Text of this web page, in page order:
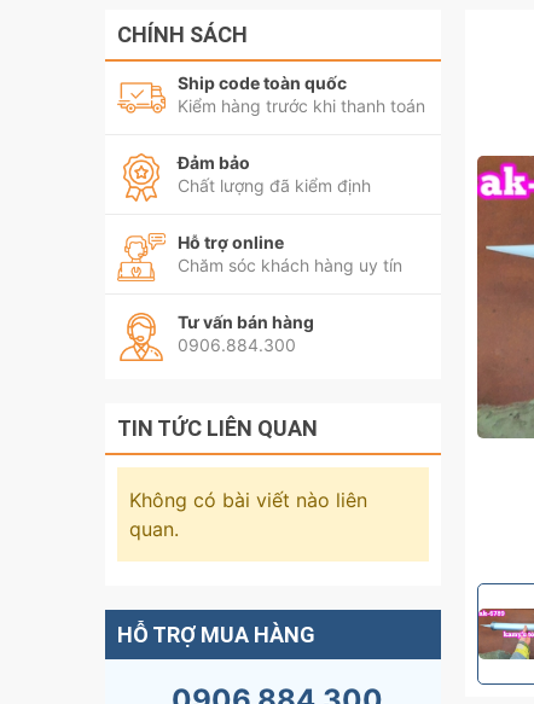
CHÍNH SÁCH
Ship code toàn quốc
Kiểm hàng trước khi thanh toán
Đảm bảo
Chất lượng đã kiểm định
Hỗ trợ online
Chăm sóc khách hàng uy tín
Tư vấn bán hàng
0906.884.300
TIN TỨC LIÊN QUAN
Không có bài viết nào liên
quan.
HỖ TRỢ MUA HÀNG